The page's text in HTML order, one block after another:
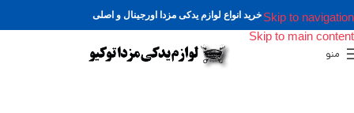
Skip to navigation
Skip to main content
خرید انواع لوازم یدکی مزدا اورجینال و اصلی
منو